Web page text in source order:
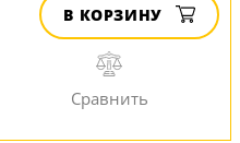
В КОРЗИНУ